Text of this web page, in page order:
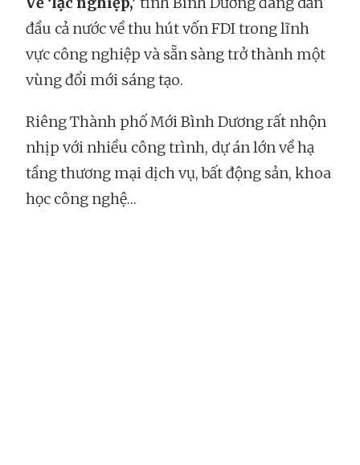
đầu cả nước về thu hút vốn FDI trong lĩnh
vực công nghiệp và sẵn sàng trở thành một
vùng đổi mới sáng tạo.
Riêng Thành phố Mới Bình Dương rất nhộn
nhịp với nhiều công trình, dự án lớn về hạ
tầng thương mại dịch vụ, bất động sản, khoa
học công nghệ…